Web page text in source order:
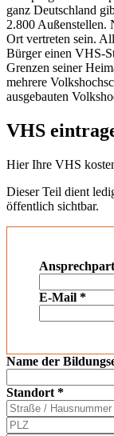
ganz Deutschland
2.800 Außenstellen.
Ort vertreten sein.
Bürger einen VHS-
Grenzen seiner
mehrere
ausgebauten
VHS
Hier Ihre VHS
Dieser Teil dient
öffentlich sichtbar.
E-Mail *
Name der
Standort *